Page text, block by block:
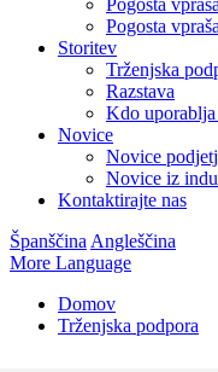
Pogosta
Pogosta
Storitev
Trženjska
Razstava
Kdo uporablja
Novice
Novice
Novice iz
Kontaktirajte nas
Španščina Angleščina
More Language
Domov
Trženjska podpora